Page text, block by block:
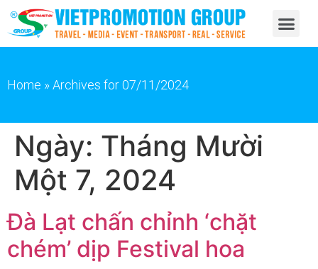
Home »Archives for 07/11/2024
Ngày: Tháng Mười
Một 7, 2024
Đà Lạt chấn chỉnh ‘chặt
chém’ dịp Festival hoa